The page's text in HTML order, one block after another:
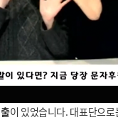
이 있었습니다. 대표단으